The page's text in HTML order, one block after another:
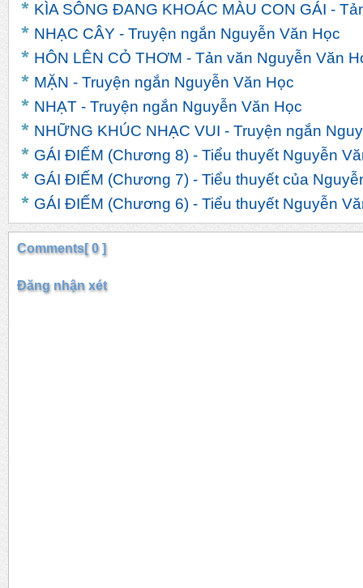
KÌA SÔNG ĐANG KHOÁC MÀU CON GÁI -
NHẠC CÂY - Truyện ngắn Nguyễn Văn Học
HÔN LÊN CỎ THƠM - Tản văn Nguyễn Văn
MẶN - Truyện ngắn Nguyễn Văn Học
NHẠT - Truyện ngắn Nguyễn Văn Học
NHỮNG KHÚC NHẠC VUI - Truyện ngắn
GÁI ĐIẾM (Chương 8) - Tiểu thuyết Nguyễn
GÁI ĐIẾM (Chương 7) - Tiểu thuyết của
GÁI ĐIẾM (Chương 6) - Tiểu thuyết Nguyễn
Comments[ 0 ]
Đăng nhận xét